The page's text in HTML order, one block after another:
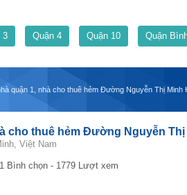
3 Quận 4 Quận 10 Quận
quận 1, nhà cho thuê hẻm Đường Nguyễn Thị Minh
cho thuê hẻm Đường Nguyễn
Việt Nam
1 Bình chọn - 1779 Lượt xem